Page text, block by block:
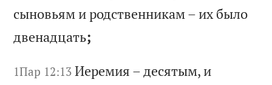
сыновьям иродственникам– ихбыло
двенадцать;
1Пар 12:13 Иеремия –десятым, и